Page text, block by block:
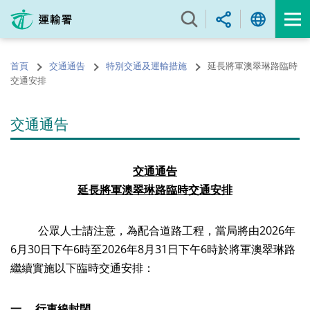
內
的
開
首頁 交通通告 特別交通及運輸措施
延長將軍澳翠琳路臨時
交通安排
交通通告
交通通告
延長將軍澳翠琳路臨時交通安排
公眾人士請注意，為配合道路工程，當局將由2026年
6月30日下午6時至2026年8月31日下午6時於將軍澳翠琳路
繼續實施以下臨時交通安排：